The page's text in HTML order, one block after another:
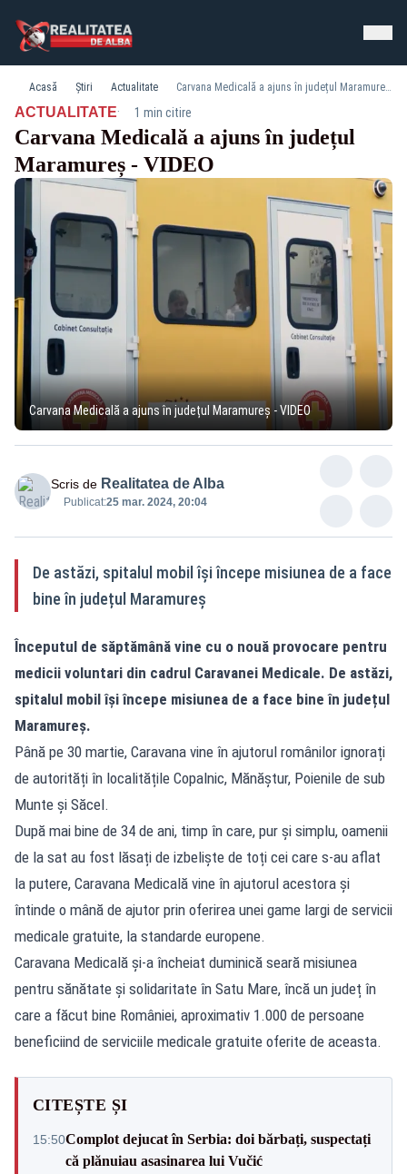
Acasă Știri Actualitate Carvana Medicală a ajuns în județul Maramureș - VIDEO
ACTUALITATE· 1 min citire
Carvana Medicală a ajuns în județul
Maramureș - VIDEO
Carvana Medicală a ajuns în județul Maramureș - VIDEO
Scris de Realitatea de Alba
Publicat:25 mar. 2024, 20:04
De astăzi, spitalul mobil își începe misiunea de a face
bine în județul Maramureș
Începutul de săptămână vine cu o nouă provocare pentru
medicii voluntari din cadrul Caravanei Medicale. De astăzi,
spitalul mobil își începe misiunea de a face bine în județul
Maramureș.
Până pe 30 martie, Caravana vine în ajutorul românilor ignorați
de autorități în localitățile Copalnic, Mănăștur, Poienile de sub
Munte și Săcel.
După mai bine de 34 de ani, timp în care, pur și simplu, oamenii
de la sat au fost lăsați de izbeliște de toți cei care s-au aflat
la putere, Caravana Medicală vine în ajutorul acestora și
întinde o mână de ajutor prin oferirea unei game largi de servicii
medicale gratuite, la standarde europene.
Caravana Medicală și-a încheiat duminică seară misiunea
pentru sănătate și solidaritate în Satu Mare, încă un județ în
care a făcut bine României, aproximativ 1.000 de persoane
beneficiind de serviciile medicale gratuite oferite de aceasta.
CITEȘTE ȘI
15:50Complot dejucat în Serbia: doi bărbați, suspectați
că plănuiau asasinarea lui Vučić